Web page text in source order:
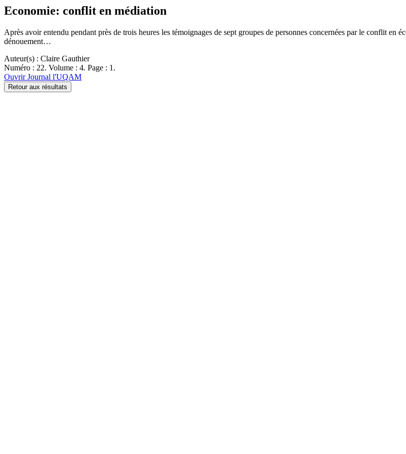
Economie: conflit en médiation
Après avoir entendu pendant près de trois heures les témoignages de sept groupes de personnes concernées par le conflit en
dénouement…
Auteur(s) : Claire Gauthier
Numéro : 22. Volume : 4. Page : 1.
Ouvrir Journal l'UQAM
Retour aux résultats